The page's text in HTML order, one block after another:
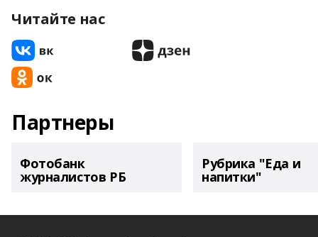
Читайте нас
Партнеры
Фотобанк
журналистов РБ
Рубрика "Еда и
напитки"